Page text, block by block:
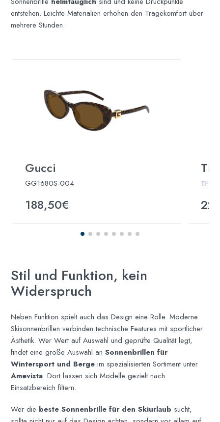
entstehen. Leichte Materialien erhöhen den Tragekomfort über
mehrere Stunden.
Gucci
GG1680S-004
188,50€
Stil und Funktion, kein
Widerspruch
Neben Funktion spielt auch das Design eine Rolle. Moderne
Skisonnenbrillen verbinden technische Features mit sportlicher
Ästhetik. Wer Wert auf Auswahl und geprüfte Qualität legt,
findet eine große Auswahl anSonnenbrillen für
Wintersport und Berge im spezialisierten Sortiment unter
Amevista. Dort lassen sich Modelle gezielt nach
Einsatzbereich filtern.
Wer die beste Sonnenbrille für den Skiurlaub sucht,